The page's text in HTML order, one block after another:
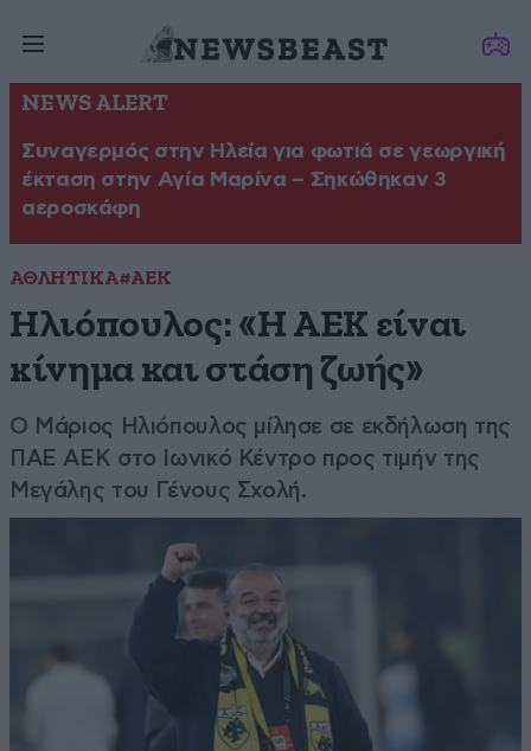
NEWS ALERT
Συναγερμός στην Ηλεία για φωτιά σε γεωργική
έκταση στην Αγία Μαρίνα – Σηκώθηκαν 3
αεροσκάφη
ΑΘΛΗΤΙΚΑ#ΑΕΚ
Ηλιόπουλος: «Η ΑΕΚ είναι
κίνημα και στάση ζωής»
Ο Μάριος Ηλιόπουλος μίλησε σε εκδήλωση της
ΠΑΕ ΑΕΚ στο Ιωνικό Κέντρο προς τιμήν της
Μεγάλης του Γένους Σχολή.